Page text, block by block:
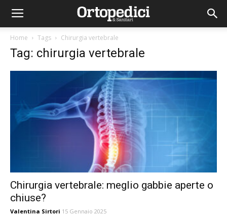
Home Tags Chirurgia vertebrale
Tag: chirurgia vertebrale
Chirurgia vertebrale: meglio gabbie aperte o
chiuse?
Valentina Sirtori 15 Gennaio 2025